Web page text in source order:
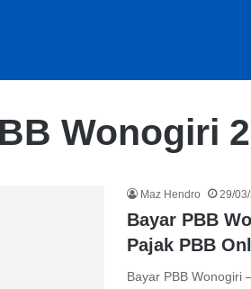
Wonogiri
Maz Hendro 29/
Bayar PBB
Pajak PBB
Bayar PBB Wonogiri